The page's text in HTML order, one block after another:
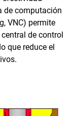
de computación
VNC) permite
de control
que reduce el